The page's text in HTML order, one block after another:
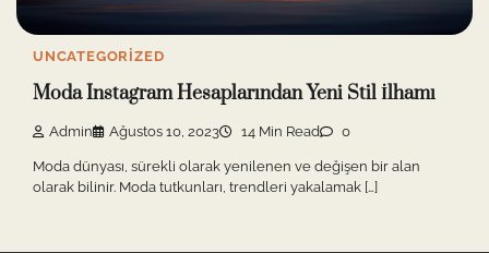
UNCATEGORIZED
Moda Instagram Hesaplarından Yeni Stil İlhamı
Admin Ağustos 10, 2023 14 Min Read 0
Moda dünyası, sürekli olarak yenilenen ve değişen bir alan
olarak bilinir. Moda tutkunları, trendleri yakalamak […]